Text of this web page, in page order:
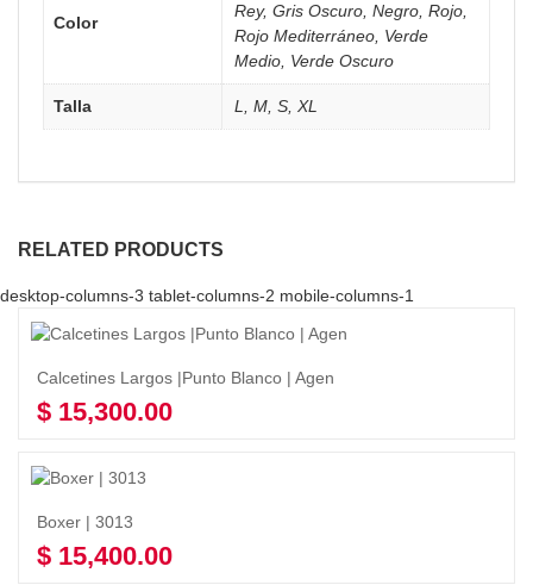
Color
Rey, Gris Oscuro, Negro, Rojo,
Rojo Mediterráneo, Verde
Medio, Verde Oscuro
Talla L, M, S, XL
RELATED PRODUCTS
desktop-columns-3 tablet-columns-2 mobile-columns-1
Calcetines Largos |Punto Blanco | Agen
$ 15,300.00
Boxer | 3013
$ 15,400.00